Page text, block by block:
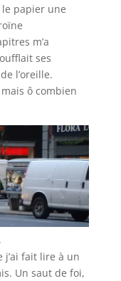
le papier une
m’a
ses
l’oreille.
ô combien
j’ai fait lire à un
Un saut de foi,